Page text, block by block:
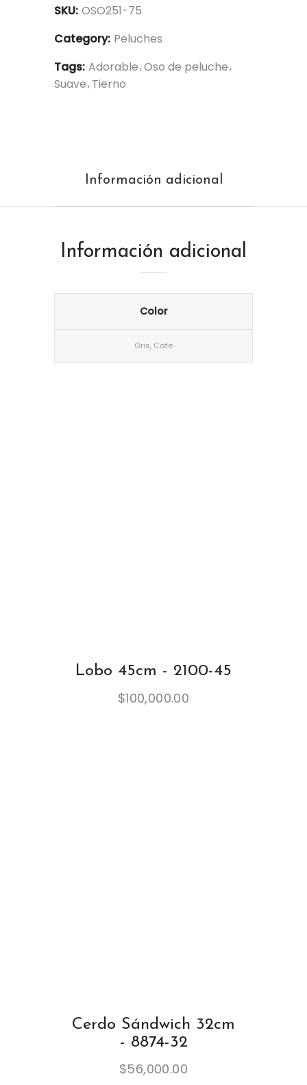
SKU: OSO251-75
Category: Peluches
Tags: Adorable Oso de peluche
Suave Tierno
Información adicional
Información adicional
Color
Gris, Cafe
Lobo 45cm - 2100-45
$100,000.00
Cerdo Sándwich 32cm
- 8874-32
$56,000.00